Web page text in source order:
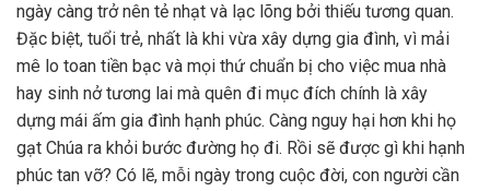
ngày càng trở nên tẻ nhạt và lạc lõng bởi thiếu tương quan.
Đặc biệt, tuổi trẻ, nhất là khi vừa xây dựng gia đình, vì mải
mê lo toan tiền bạc và mọi thứ chuẩn bị cho việc mua nhà
hay sinh nở tương lai mà quên đi mục đích chính là xây
dựng mái ấm gia đình hạnh phúc. Càng nguy hại hơn khi họ
gạt Chúa ra khỏi bước đường họ đi. Rồi sẽ được gì khi hạnh
phúc tan vỡ? Có lẽ, mỗi ngày trong cuộc đời, con người cần